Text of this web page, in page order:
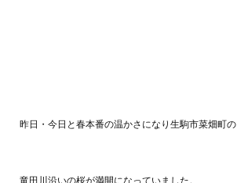
昨日・今日と春本番の温かさになり生駒市菜畑町の
竜田川沿いの桜が満開になっていました。